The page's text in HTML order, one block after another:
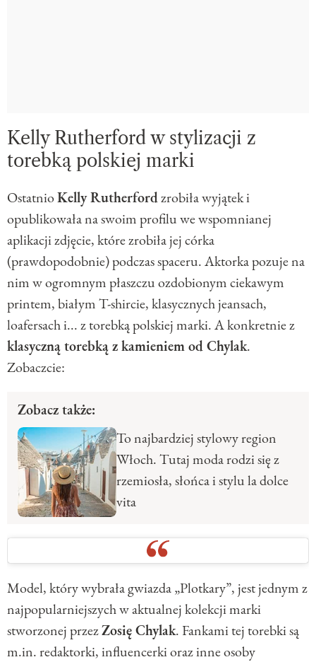
Kelly Rutherford w stylizacji z
torebką polskiej marki
OstatnioKelly Rutherfordzrobiła wyjątek i
opublikowała na swoim profilu we wspomnianej
aplikacji zdjęcie, które zrobiła jej córka
(prawdopodobnie) podczas spaceru. Aktorka pozuje na
nim w ogromnym płaszczu ozdobionym ciekawym
printem, białym T-shircie, klasycznych jeansach,
loafersach i... z torebką polskiej marki. A konkretnie z
klasyczną torebką z kamieniem od Chylak.
Zobaczcie:
Zobacz także:
To najbardziej stylowy region
Włoch. Tutaj moda rodzi się z
rzemiosła, słońca i stylu la dolce
vita
Model, który wybrała gwiazda „Plotkary”, jest jednym z
najpopularniejszych w aktualnej kolekcji marki
stworzonej przezZosię Chylak. Fankami tej torebki są
m.in. redaktorki, influencerki oraz inne osoby